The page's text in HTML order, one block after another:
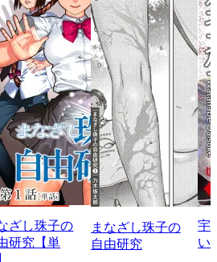
ざし珠子の
研究【単
まなざし珠子の
自由研究
宇
い